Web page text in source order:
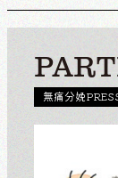
無痛分娩